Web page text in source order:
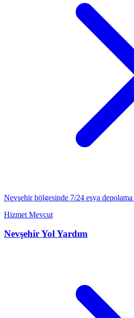
Nevşehirbölgesinde 7/24 eşya depolama
Hizmet Mevcut
NevşehirYol Yardım